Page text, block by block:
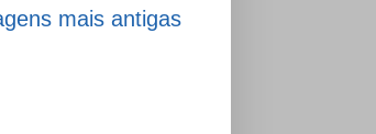
mais antigas